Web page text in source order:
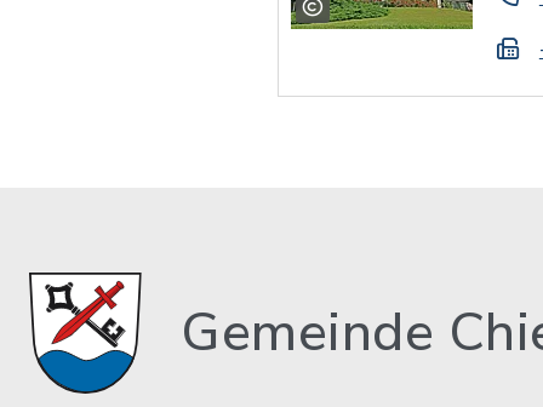
Gemeinde